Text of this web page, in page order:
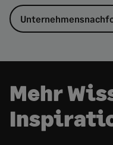
Mehr